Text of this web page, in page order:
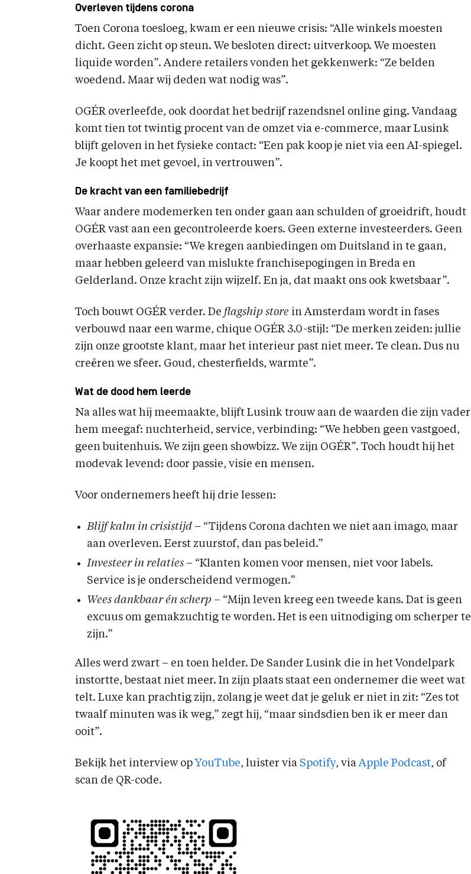
Overleven tijdens corona
Toen Corona toesloeg, kwam er een nieuwe crisis: “Alle winkels moesten
dicht. Geen zicht op steun. We besloten direct: uitverkoop. We moesten
liquide worden”. Andere retailers vonden het gekkenwerk: “Ze belden
woedend. Maar wij deden wat nodig was”.
OGÉR overleefde, ook doordat het bedrijf razendsnel online ging. Vandaag
komt tien tot twintig procent van de omzet via e-commerce, maar Lusink
blijft geloven in het fysieke contact: “Een pak koop je niet via een AI-spiegel.
Je koopt het met gevoel, in vertrouwen”.
De kracht van een familiebedrijf
Waar andere modemerken ten onder gaan aan schulden of groeidrift, houdt
OGÉR vast aan een gecontroleerde koers. Geen externe investeerders. Geen
overhaaste expansie: “We kregen aanbiedingen om Duitsland in te gaan,
maar hebben geleerd van mislukte franchisepogingen in Breda en
Gelderland. Onze kracht zijn wijzelf. En ja, dat maakt ons ook kwetsbaar”.
Toch bouwt OGÉR verder. De flagship store in Amsterdam wordt in fases
verbouwd naar een warme, chique OGÉR 3.0-stijl: “De merken zeiden: jullie
zijn onze grootste klant, maar het interieur past niet meer. Te clean. Dus nu
creëren we sfeer. Goud, chesterfields, warmte”.
Wat de dood hem leerde
Na alles wat hij meemaakte, blijft Lusink trouw aan de waarden die zijn vader
hem meegaf: nuchterheid, service, verbinding: “We hebben geen vastgoed,
geen buitenhuis. We zijn geen showbizz. We zijn OGÉR”. Toch houdt hij het
modevak levend: door passie, visie en mensen.
Voor ondernemers heeft hij drie lessen:
Blijf kalm in crisistijd – “Tijdens Corona dachten we niet aan imago, maar
aan overleven. Eerst zuurstof, dan pas beleid.”
Investeer in relaties – “Klanten komen voor mensen, niet voor labels.
Service is je onderscheidend vermogen.”
Wees dankbaar én scherp – “Mijn leven kreeg een tweede kans. Dat is geen
excuus om gemakzuchtig te worden. Het is een uitnodiging om scherper te
zijn.”
Alles werd zwart – en toen helder. De Sander Lusink die in het Vondelpark
instortte, bestaat niet meer. In zijn plaats staat een ondernemer die weet wat
telt. Luxe kan prachtig zijn, zolang je weet dat je geluk er niet in zit: “Zes tot
twaalf minuten was ik weg,” zegt hij, “maar sindsdien ben ik er meer dan
ooit”.
Bekijk het interview op YouTube, luister via Spotify, viaApple Podcast, of
scan de QR-code.